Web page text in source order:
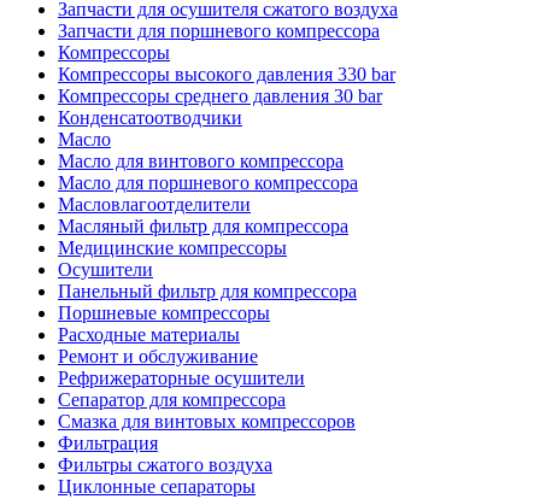
Запчасти для осушителя сжатого воздуха
Запчасти для поршневого компрессора
Компрессоры
Компрессоры высокого давления 330 bar
Компрессоры среднего давления 30 bar
Конденсатоотводчики
Масло
Масло для винтового компрессора
Масло для поршневого компрессора
Масловлагоотделители
Масляный фильтр для компрессора
Медицинские компрессоры
Осушители
Панельный фильтр для компрессора
Поршневые компрессоры
Расходные материалы
Ремонт и обслуживание
Рефрижераторные осушители
Сепаратор для компрессора
Смазка для винтовых компрессоров
Фильтрация
Фильтры сжатого воздуха
Циклонные сепараторы